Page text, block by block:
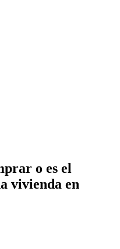
o es el
vivienda en